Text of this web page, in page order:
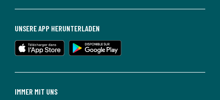
IMMER MIT UNS
UNSERE APP HERUNTERLADEN